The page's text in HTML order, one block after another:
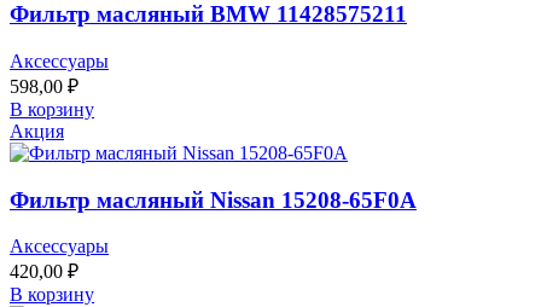
Фильтр масляный BMW 11428575211
Аксессуары
598,00 ₽
В корзину
Акция
Фильтр масляный Nissan 15208-65F0A
Аксессуары
420,00 ₽
В корзину